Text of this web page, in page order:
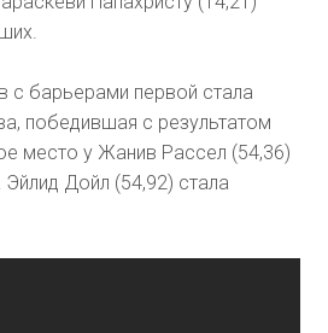
с барьерами первой стала
победившая с результатом
место у Жанив Рассел (54,36)
Эйлид Дойл (54,92) стала